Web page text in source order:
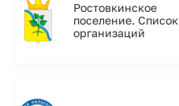
Ростовкинское
поселение. Список
организаций